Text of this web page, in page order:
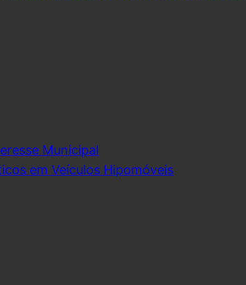
Municipal
em Veículos Hipomóveis